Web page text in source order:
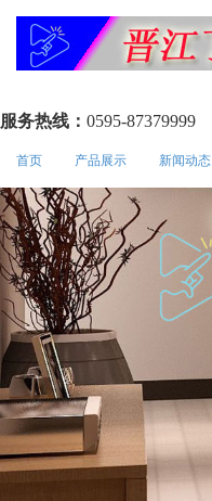
服务热线： 0595-87379999
首页 产品展示 新闻动态